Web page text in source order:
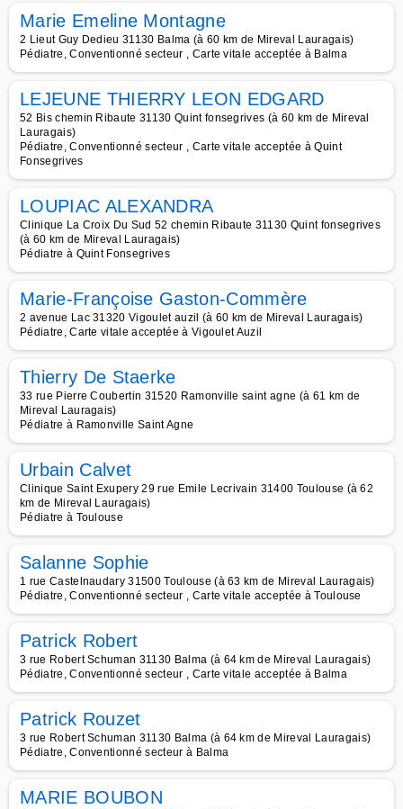
Marie Emeline Montagne
2 Lieut Guy Dedieu 31130 Balma (à 60 km de Mireval Lauragais)
Pédiatre, Conventionné secteur , Carte vitale acceptée à Balma
LEJEUNE THIERRY LEON EDGARD
52 Bis chemin Ribaute 31130 Quint fonsegrives (à 60 km de Mireval
Lauragais)
Pédiatre, Conventionné secteur , Carte vitale acceptée à Quint
Fonsegrives
LOUPIAC ALEXANDRA
Clinique La Croix Du Sud 52 chemin Ribaute 31130 Quint fonsegrives
(à 60 km de Mireval Lauragais)
Pédiatre à Quint Fonsegrives
Marie-Françoise Gaston-Commère
2 avenue Lac 31320 Vigoulet auzil (à 60 km de Mireval Lauragais)
Pédiatre, Carte vitale acceptée à Vigoulet Auzil
Thierry De Staerke
33 rue Pierre Coubertin 31520 Ramonville saint agne (à 61 km de
Mireval Lauragais)
Pédiatre à Ramonville Saint Agne
Urbain Calvet
Clinique Saint Exupery 29 rue Emile Lecrivain 31400 Toulouse (à 62
km de Mireval Lauragais)
Pédiatre à Toulouse
Salanne Sophie
1 rue Castelnaudary 31500 Toulouse (à 63 km de Mireval Lauragais)
Pédiatre, Conventionné secteur , Carte vitale acceptée à Toulouse
Patrick Robert
3 rue Robert Schuman 31130 Balma (à 64 km de Mireval Lauragais)
Pédiatre, Conventionné secteur , Carte vitale acceptée à Balma
Patrick Rouzet
3 rue Robert Schuman 31130 Balma (à 64 km de Mireval Lauragais)
Pédiatre, Conventionné secteur à Balma
MARIE BOUBON